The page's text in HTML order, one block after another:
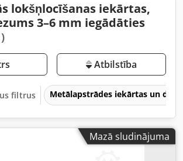
lokšņlocīšanas iekārtas,
3–6 mm iegādāties
Atbilstība
filtrus Metālapstrādes iekārtas un
Mazā sludinājuma